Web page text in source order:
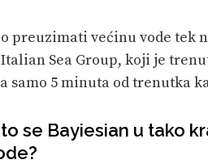
preuzimati većinu vode tek
Sea Group, koji je
samo 5 minuta od trenutka
se Bayiesian u tako